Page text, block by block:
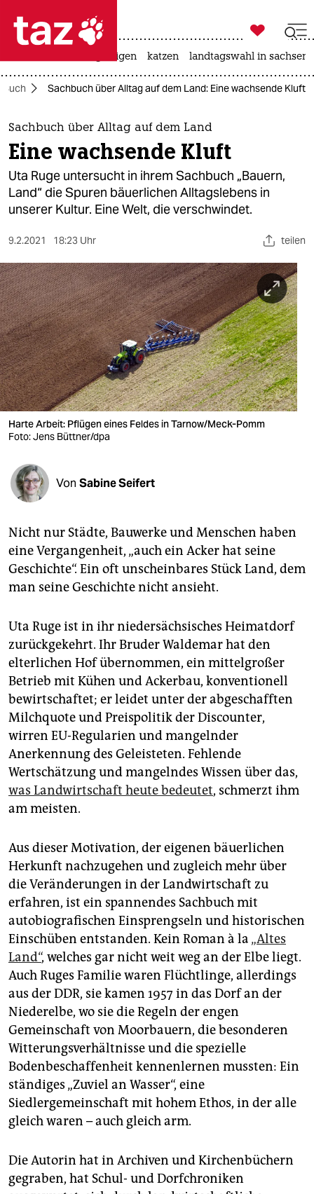
 taz zahl ich
taz zahl ich
themen
politik
öko
sport
berlin
nord
wahrheit
verlag
verlag
veranstaltungen
shop
unterstützen
abo
epaper login

taz zahl ich
bergsteigen katzen landtagswahl in
Buch Sachbuch über Alltag auf dem Land: Eine wachsende Kluft
Sachbuch über Alltag auf dem Land
Eine wachsende Kluft
Uta Ruge untersucht in ihrem Sachbuch „Bauern,
Land“ die Spuren bäuerlichen Alltagslebens in
unserer Kultur. Eine Welt, die verschwindet.
9.2.2021 18:23 Uhr teilen
Harte Arbeit: Pflügen eines Feldes in Tarnow/Meck-Pomm
Foto: Jens Büttner/dpa
Von Sabine Seifert
Nicht nur Städte, Bauwerke und Menschen haben
eine Vergangenheit, „auch ein Acker hat seine
Geschichte“. Ein oft unscheinbares Stück Land, dem
man seine Geschichte nicht ansieht.
Uta Ruge ist in ihr niedersächsisches Heimatdorf
zurückgekehrt. Ihr Bruder Waldemar hat den
elterlichen Hof übernommen, ein mittelgroßer
Betrieb mit Kühen und Ackerbau, konventionell
bewirtschaftet; er leidet unter der abgeschafften
Milchquote und Preispolitik der Discounter,
wirren EU-Regularien und mangelnder
Anerkennung des Geleisteten. Fehlende
Wertschätzung und mangelndes Wissen über das,
was Landwirtschaft heute bedeutet, schmerzt ihm
am meisten.
Aus dieser Motivation, der eigenen bäuerlichen
Herkunft nachzugehen und zugleich mehr über
die Veränderungen in der Landwirtschaft zu
erfahren, ist ein spannendes Sachbuch mit
autobiografischen Einsprengseln und historischen
Einschüben entstanden. Kein Roman à la „Altes
Land“, welches gar nicht weit weg an der Elbe liegt.
Auch Ruges Familie waren Flüchtlinge, allerdings
aus der DDR, sie kamen 1957 in das Dorf an der
Niederelbe, wo sie die Regeln der engen
Gemeinschaft von Moorbauern, die besonderen
Witterungsverhältnisse und die spezielle
Bodenbeschaffenheit kennenlernen mussten: Ein
ständiges „Zuviel an Wasser“, eine
Siedlergemeinschaft mit hohem Ethos, in der alle
gleich waren – auch gleich arm.
Die Autorin hat in Archiven und Kirchenbüchern
gegraben, hat Schul- und Dorfchroniken